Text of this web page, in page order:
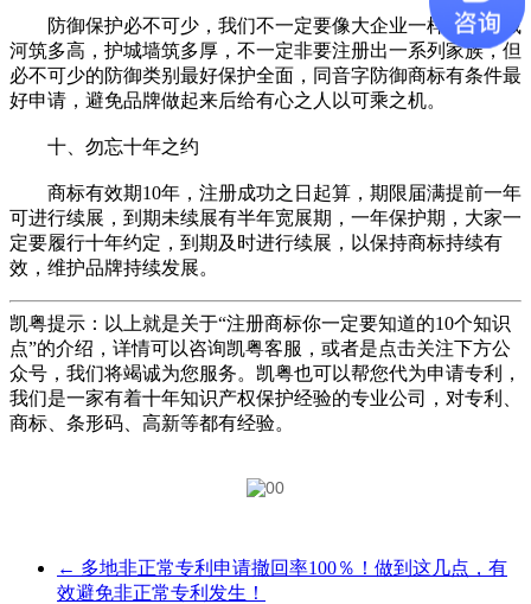
防御保护必不可少，我们不一定要像大企业一样商标护城
河筑多高，护城墙筑多厚，不一定非要注册出一系列家族，但
必不可少的防御类别最好保护全面，同音字防御商标有条件最
好申请，避免品牌做起来后给有心之人以可乘之机。
十、勿忘十年之约
商标有效期10年，注册成功之日起算，期限届满提前一年
可进行续展，到期未续展有半年宽展期，一年保护期，大家一
定要履行十年约定，到期及时进行续展，以保持商标持续有
效，维护品牌持续发展。
凯粤提示：以上就是关于“注册商标你一定要知道的10个知识
点”的介绍，详情可以咨询凯粤客服，或者是点击关注下方公
众号，我们将竭诚为您服务。凯粤也可以帮您代为申请专利，
我们是一家有着十年知识产权保护经验的专业公司，对专利、
商标、条形码、高新等都有经验。
← 多地非正常专利申请撤回率100％！做到这几点，有
效避免非正常专利发生！